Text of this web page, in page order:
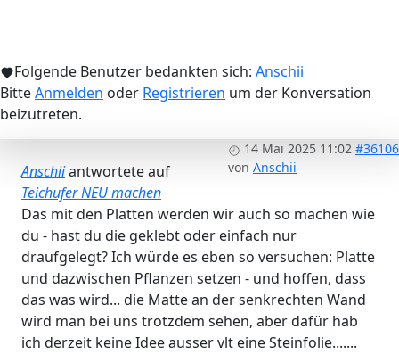
Folgende Benutzer bedankten sich: Anschii
BitteAnmelden oder Registrieren um der Konversation
beizutreten.
14 Mai 2025 11:02 #36106
von Anschii
Anschiiantwortete auf
Teichufer NEU machen
Das mit den Platten werden wir auch so machen wie
du - hast du die geklebt oder einfach nur
draufgelegt? Ich würde es eben so versuchen: Platte
und dazwischen Pflanzen setzen - und hoffen, dass
das was wird... die Matte an der senkrechten Wand
wird man bei uns trotzdem sehen, aber dafür hab
ich derzeit keine Idee ausser vlt eine Steinfolie.......